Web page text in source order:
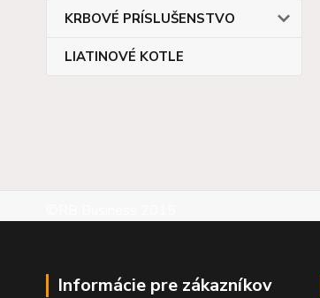
KRBOVÉ PRÍSLUŠENSTVO
LIATINOVÉ KOTLE
Informácie pre zákazníkov